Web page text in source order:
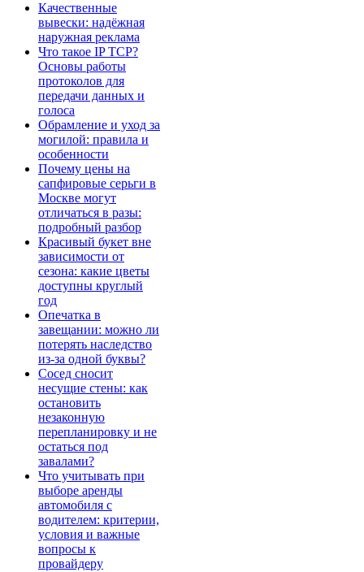
Качественные
вывески: надёжная
наружная реклама
Что такое IP TCP?
Основы работы
протоколов для
передачи данных и
голоса
Обрамление и уход за
могилой: правила и
особенности
Почему цены на
сапфировые серьги в
Москве могут
отличаться в разы:
подробный разбор
Красивый букет вне
зависимости от
сезона: какие цветы
доступны круглый
год
Опечатка в
завещании: можно ли
потерять наследство
из-за одной буквы?
Сосед сносит
несущие стены: как
остановить
незаконную
перепланировку и не
остаться под
завалами?
Что учитывать при
выборе аренды
автомобиля с
водителем: критерии,
условия и важные
вопросы к
провайдеру